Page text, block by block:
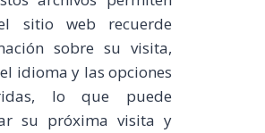
sitio web recuerde
sobre su visita,
idioma y las opciones
lo que puede
su próxima visita y